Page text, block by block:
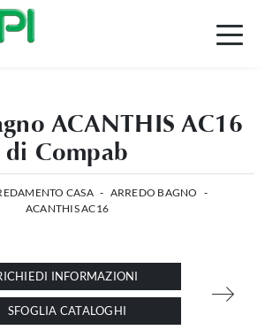
ACANTHIS AC16
di Compab
CASA - ARREDO BAGNO -
ACANTHIS AC16
INFORMAZIONI
SFOGLIA CATALOGHI